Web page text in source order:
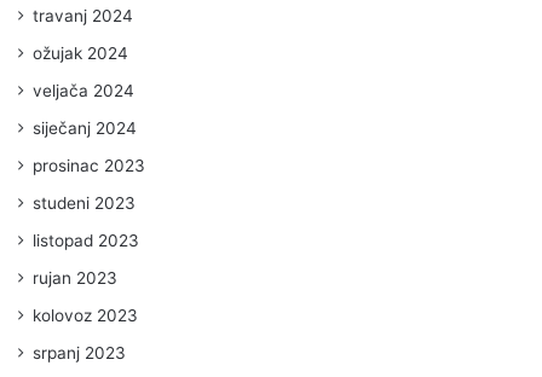
travanj 2024
ožujak 2024
veljača 2024
siječanj 2024
prosinac 2023
studeni 2023
listopad 2023
rujan 2023
kolovoz 2023
srpanj 2023